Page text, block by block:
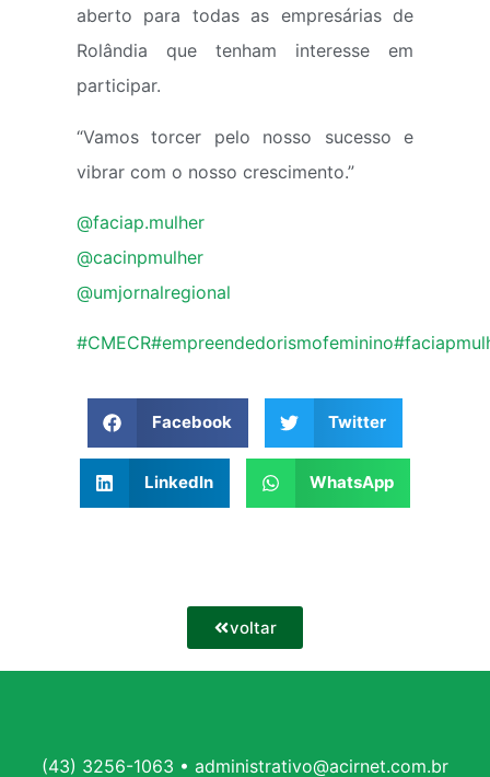
aberto para todas as empresárias de
Rolândia que tenham interesse em
participar.
“Vamos torcer pelo nosso sucesso e
vibrar com o nosso crescimento.”
@faciap.mulher
@cacinpmulher
@umjornalregional
#CMECR#empreendedorismofeminino
Facebook Twitter
LinkedIn WhatsApp
voltar
(43) 3256-1063 • administrativo@acirnet.com.br